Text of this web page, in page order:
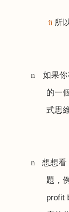
ü 所
n
如果
的一
式思
n
想想看
題，
profit